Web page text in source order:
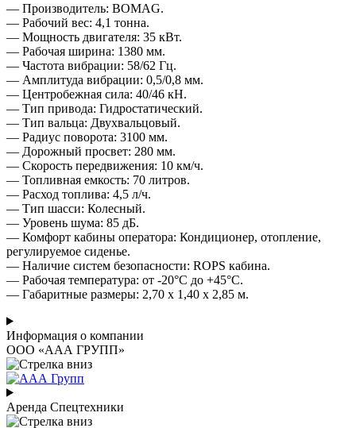
— Производитель: BOMAG.
— Рабочий вес: 4,1 тонна.
— Мощность двигателя: 35 кВт.
— Рабочая ширина: 1380 мм.
— Частота вибрации: 58/62 Гц.
— Амплитуда вибрации: 0,5/0,8 мм.
— Центробежная сила: 40/46 кН.
— Тип привода: Гидростатический.
— Тип вальца: Двухвальцовый.
— Радиус поворота: 3100 мм.
— Дорожный просвет: 280 мм.
— Скорость передвижения: 10 км/ч.
— Топливная емкость: 70 литров.
— Расход топлива: 4,5 л/ч.
— Тип шасси: Колесный.
— Уровень шума: 85 дБ.
— Комфорт кабины оператора: Кондиционер, отопление,
регулируемое сиденье.
— Наличие систем безопасности: ROPS кабина.
— Рабочая температура: от -20°C до +45°C.
— Габаритные размеры: 2,70 x 1,40 x 2,85 м.
Информация о компании
ООО «ААА ГРУПП»
Аренда Спецтехники